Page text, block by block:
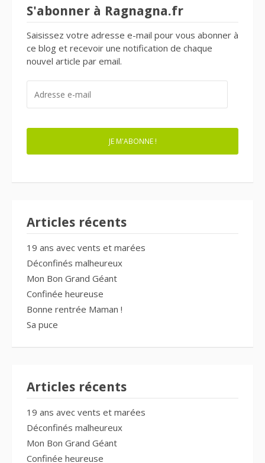
S'abonner à Ragnagna.fr
Saisissez votre adresse e-mail pour vous abonner à
ce blog et recevoir une notification de chaque
nouvel article par email.
MAIL
JE M'ABONNE !
Articles récents
19 ans avec vents et marées
Déconfinés malheureux
Mon Bon Grand Géant
Confinée heureuse
Bonne rentrée Maman !
Sa puce
Articles récents
19 ans avec vents et marées
Déconfinés malheureux
Mon Bon Grand Géant
Confinée heureuse